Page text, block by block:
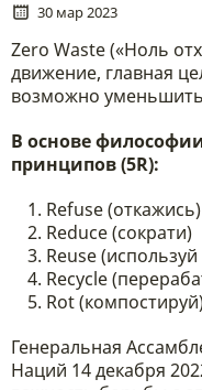
30 мар 2023
Zero Waste («Ноль
движение, главная
возможно
В основе
принципов (5R):
Refuse (откажись)
Reduce (сократи)
Reuse
Recycle
Rot
Генеральная
Наций 14 декабря